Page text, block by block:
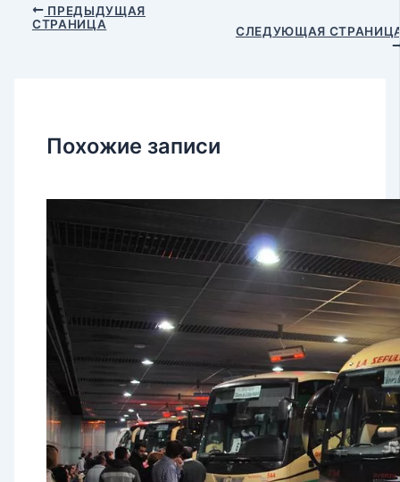
Навигация
ПРЕДЫДУЩАЯ
СТРАНИЦА
СЛЕДУЮЩАЯ
Похожие записи